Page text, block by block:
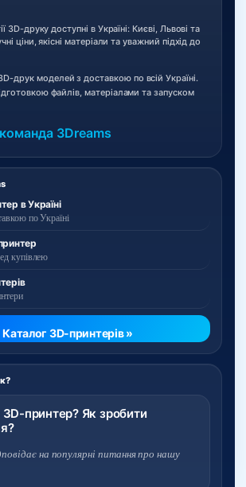
в Україні
по Україні
купівлею
Каталог 3D-принтерів »
принтер? Як зробити
на популярні питання про нашу
3D-друку доступні в Україні: Києві, Львові та
ціни, якісні матеріали та уважний підхід до
друк моделей з доставкою по всій Україні.
файлів, матеріалами та запуском
3Dreams